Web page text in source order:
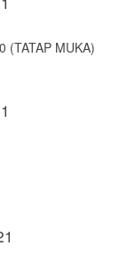
(TATAP MUKA)